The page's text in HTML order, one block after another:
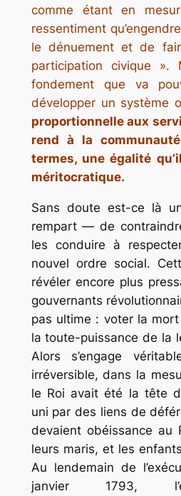
comme étant en
ressentiment
le dénuement et de
participation civique ».
fondement que va
développer un système
proportionnelle aux
rend à la
termes, une égalité
méritocratique.
Sans doute est-ce là
rempart — de
les conduire à
nouvel ordre social.
révéler encore plus
gouvernants
pas ultime : voter la
la toute-puissance de la
Alors s’engage
irréversible, dans la
le Roi avait été la tête
uni par des liens de
devaient obéissance au
leurs maris, et les
Au lendemain de
janvier 1793,